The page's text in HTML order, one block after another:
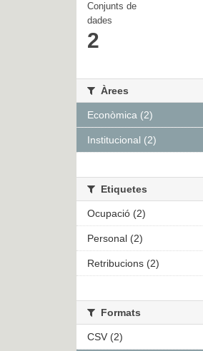
Conjunts de
dades
2
Àrees
Econòmica (2)
Institucional (2)
Etiquetes
Ocupació (2)
Personal (2)
Retribucions (2)
Formats
CSV (2)